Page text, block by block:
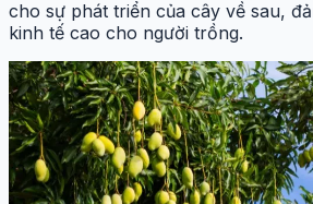
cho sự phát triển của cây về sau,
kinh tế cao cho người trồng.